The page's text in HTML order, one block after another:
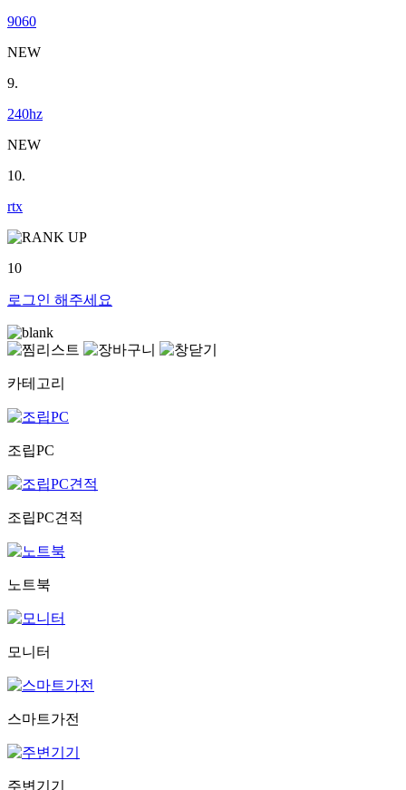
9060
NEW
9.
240hz
NEW
10.
rtx
10
로그인 해주세요
카테고리
조립PC
조립PC견적
노트북
모니터
스마트가전
주변기기